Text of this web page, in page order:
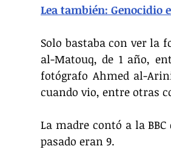
Lea también: Genocidio
Solo bastaba con ver la
al-Matouq, de 1 año,
fotógrafo Ahmed al-
cuando vio, entre otras
La madre contó a la
pasado eran 9.